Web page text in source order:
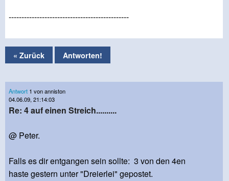
-----------------------------------------------
« Zurück Antworten!
Antwort 1 von anniston
04.06.09, 21:14:03
Re: 4 auf einen Streich..........
@ Peter.
Falls es dir entgangen sein sollte: 3 von den 4en
haste gestern unter "Dreierlei" gepostet.